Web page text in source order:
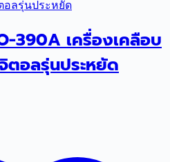
390A เครื่องเคลือบ
อลรุ่นประหยัด